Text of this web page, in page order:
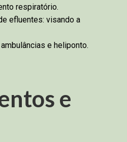
respiratório.
efluentes: visando a
e heliponto.
e